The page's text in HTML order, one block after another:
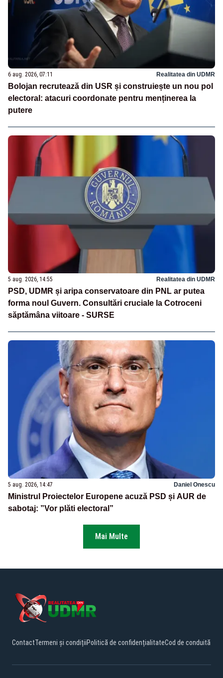
6 aug. 2026, 07:11 Realitatea din UDMR
Bolojan recrutează din USR și construiește un nou pol
electoral: atacuri coordonate pentru menținerea la
putere
5 aug. 2026, 14:55 Realitatea din UDMR
PSD, UDMR și aripa conservatoare din PNL ar putea
forma noul Guvern. Consultări cruciale la Cotroceni
săptămâna viitoare - SURSE
5 aug. 2026, 14:47 Daniel Onescu
Ministrul Proiectelor Europene acuză PSD și AUR de
sabotaj: ”Vor plăti electoral”
Mai Multe
ContactTermeni și condițiiPolitică de confidențialitateCod de conduită